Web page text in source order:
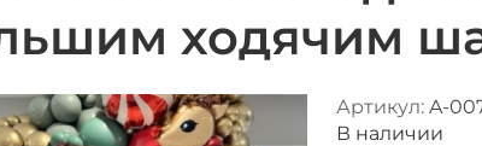
ходячим
Артикул: A-
В наличии